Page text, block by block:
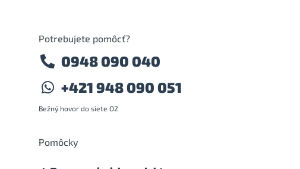
Potrebujete pomôcť?
0948 090 040
+421 948 090 051
Bežný hovor do siete O2
Pomôcky